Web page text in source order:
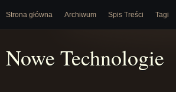
Strona główna Archiwum Spis Treści Tagi
Nowe Technologie